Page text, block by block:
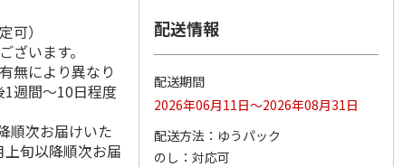
）
います。
無により異なり
週間～10日程度
順次お届けいた
旬以降順次お届
配送情報
配送期間
2026年06月11日～2026年08月31日
配送方法
ゆうパック
のし
対応可